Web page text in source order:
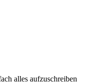
alles aufzuschreiben